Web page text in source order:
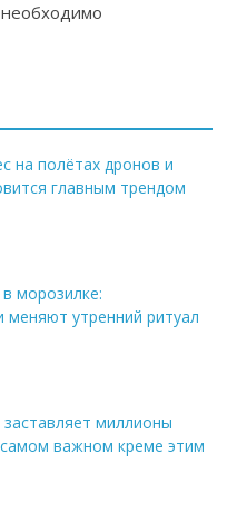
на полётах дронов и
главным трендом
морозилке:
утренний ритуал
миллионы
важном креме этим